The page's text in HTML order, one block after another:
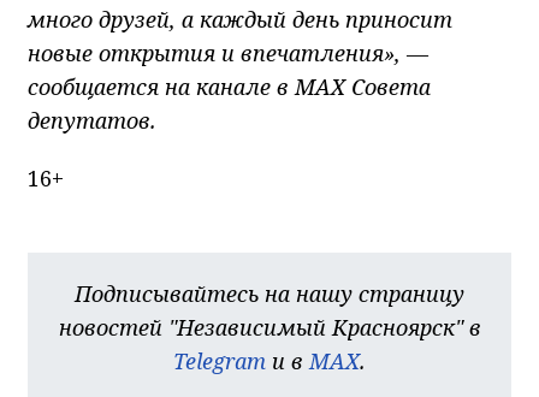
много друзей, а каждый день приносит
новые открытия и впечатления», —
сообщается на канале в МАХ Совета
депутатов.
16+
Подписывайтесь на нашу страницу
новостей "Независимый Красноярск" в
Telegram и вMAX.